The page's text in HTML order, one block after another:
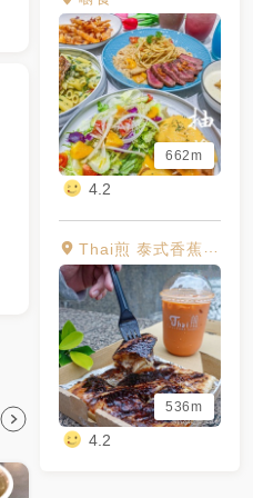
662m
4.2
Thai煎 泰式香蕉煎餅專賣店
536m
4.2